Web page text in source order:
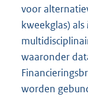
voor
kweekglas) als
waaronder
worden